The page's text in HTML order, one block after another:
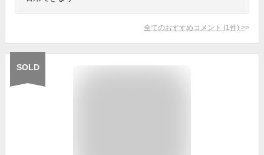
全てのおすすめコメント (1 件) >
SOLD